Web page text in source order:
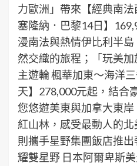
力歐洲」帶來【經典南
塞隆納．巴黎14日】
漫南法與熱情伊比利半
然交織的旅程；「玩美
主遊輪 楓華加東～海洋
天】278,000元起，結合
您悠遊美東與加拿大東
紅山林，感受最動人的北
則攜手星野集團飯店推
耀雙星野 日本阿爾卑斯